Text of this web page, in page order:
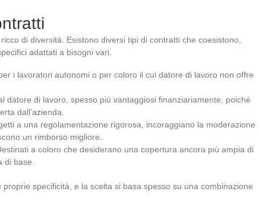
di diversità. Esistono diversi tipi di contratti che coesistono,
adattati a bisogni vari.
i lavoratori autonomi o per coloro il cui datore di lavoro non offre
datore di lavoro, spesso più vantaggiosi finanziariamente, poiché
dall’azienda.
a una regolamentazione rigorosa, incoraggiano la moderazione
un rimborso migliore.
a coloro che desiderano una copertura ancora più ampia di
di base.
specificità, e la scelta si basa spesso su una combinazione